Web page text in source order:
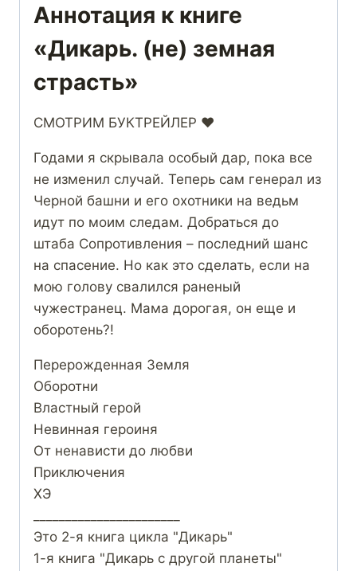
Аннотация к книге
«Дикарь. (не) земная
страсть»
СМОТРИМ БУКТРЕЙЛЕР ❤️
Годами я скрывала особый дар, пока все
не изменил случай. Теперь сам генерал из
Черной башни и его охотники на ведьм
идут по моим следам. Добраться до
штаба Сопротивления – последний шанс
на спасение. Но как это сделать, если на
мою голову свалился раненый
чужестранец. Мама дорогая, он еще и
оборотень?!
Перерожденная Земля
Оборотни
Властный герой
Невинная героиня
От ненависти до любви
Приключения
ХЭ
Это 2-я книга цикла "Дикарь"
1-я книга "Дикарь с другой планеты"